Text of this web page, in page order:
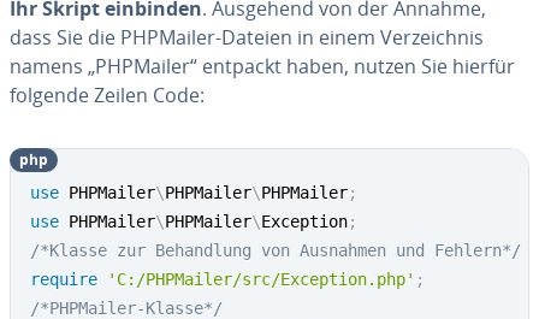
Ihr Skript einbinden. Ausgehend von der Annahme,
dass Sie die PHPMailer-Dateien in einem Ver­zeich­nis
namens „PHPMailer“ entpackt haben, nutzen Sie hierfür
folgende Zeilen Code:
use PHPMailer\PHPMailer\PHPMailer;
use PHPMailer\PHPMailer\Exception;
/*Klasse zur Behandlung von Ausnahmen und Fehlern*/
require
'C:/PHPMailer/src/Exception.php' ;
/*PHPMailer-Klasse*/
php